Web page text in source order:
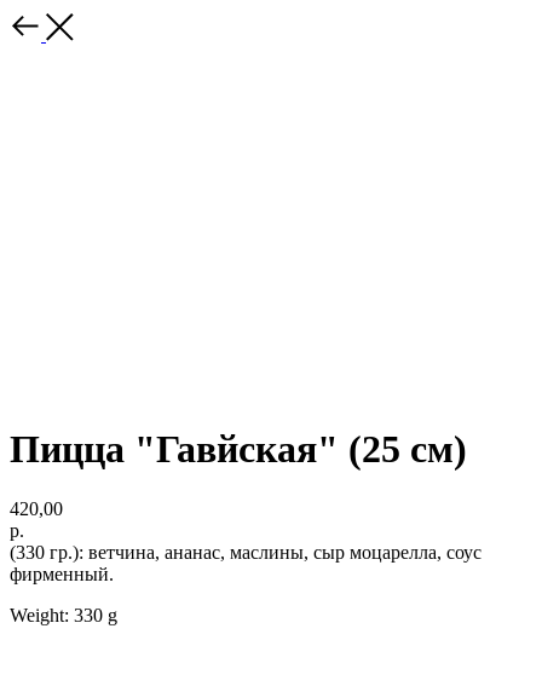
Пицца "Гавйская" (25 см)
420,00
р.
(330 гр.): ветчина, ананас, маслины, сыр моцарелла, соус
фирменный.
Weight: 330 g